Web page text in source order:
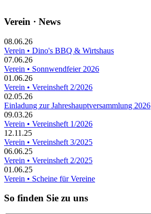
Verein · News
08.06.26
Verein • Dino's BBQ & Wirtshaus
07.06.26
Verein • Sonnwendfeier 2026
01.06.26
Verein • Vereinsheft 2/2026
02.05.26
Einladung zur Jahreshauptversammlung 2026
09.03.26
Verein • Vereinsheft 1/2026
12.11.25
Verein • Vereinsheft 3/2025
06.06.25
Verein • Vereinsheft 2/2025
01.06.25
Verein • Scheine für Vereine
So finden Sie zu uns